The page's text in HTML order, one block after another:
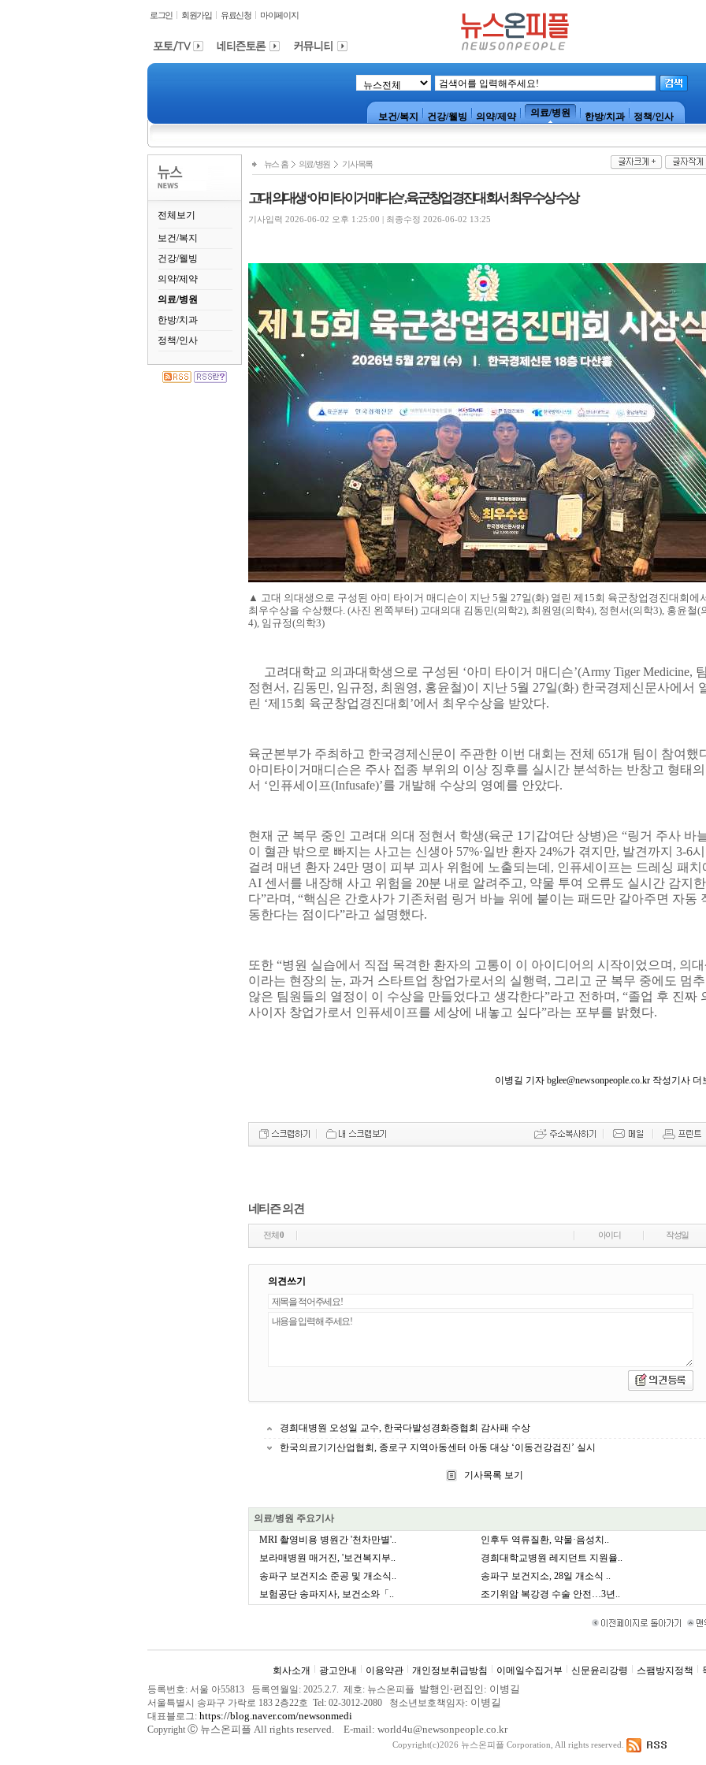
로그인 회원가입 유료신청 마이페이지
보건/복지 건강/웰빙 의약/제약 의료/병원 한방/치과 정책/인사
전체보기
보건/복지
건강/웰빙
의약/제약
의료/병원
한방/치과
정책/인사
뉴스 홈 의료/병원 기사목록
고대 의대생 ‘아미 타이거 매디슨’, 육군창업경진대회서 최우수상 수상
기사입력 2026-06-02 오후 1:25:00 | 최종수정 2026-06-02 13:25
▲ 고대 의대생으로 구성된 아미 타이거 매디슨이 지난 5월 27일(화) 열린 제 15회 육군창업경진대회에
최우수상을 수상했다. (사진 왼쪽부터) 고대의대 김동민(의학2), 최원영(의학4), 정현서(의학3), 홍윤철(
4), 임규정(의학3)
고려대학교 의과대학생으로 구성된 ‘아미 타이거 매디슨’(Army Tiger Medicine,
정현서 , 김동민 , 임규정, 최원영, 홍윤철)이 지난 5월 27일(화) 한국경제신문사에서
린 ‘제 15회 육군창업경진대회 ’에서 최우수상을 받았다.
육군본부가 주최하고 한국경제신문이 주관한 이번 대회는 전체 651 개 팀이 참여했
아미타이거매디슨은 주사 접종 부위의 이상 징후를 실시간 분석하는 반창고 형태
서 ‘인퓨세이프(Infusafe)’를 개발해 수상의 영예를 안았다.
현재 군 복무 중인 고려대 의대 정현서 학생(육군 1 기갑여단 상병)은 “링거 주사 바
이 혈관 밖으로 빠지는 사고는 신생아 57%·일반 환자 24%가 겪지만, 발견까지 3-6
걸려 매년 환자 24만 명이 피부 괴사 위험에 노출되는데 , 인퓨세이프는 드레싱 패치
AI 센서를 내장해 사고 위험을 20분 내로 알려주고, 약물 투여 오류도 실시간 감지한
다”라며 , “핵심은 간호사가 기존처럼 링거 바늘 위에 붙이는 패드만 갈아주면 자동
동한다는 점이다”라고 설명했다.
또한 “병원 실습에서 직접 목격한 환자의 고통이 이 아이디어의 시작이었으며 , 의
이라는 현장의 눈, 과거 스타트업 창업가로서의 실행력, 그리고 군 복무 중에도 멈
않은 팀원들의 열정이 이 수상을 만들었다고 생각한다”라고 전하며 , “졸업 후 진짜
사이자 창업가로서 인퓨세이프를 세상에 내놓고 싶다”라는 포부를 밝혔다.
이병길 기자 bglee@newsonpeople.co.kr 작성기사 더
네티즌 의견
전체0 아이디 작성일
의견쓰기
경희대병원 오성일 교수, 한국다발성경화증협회 감사패 수상
한국의료기기산업협회, 종로구 지역아동센터 아동 대상 ‘이동건강검진’ 실시
기사목록 보기
의료/병원 주요기사
MRI 촬영비용 병원간 '천차만별'..
인후두 역류질환, 약물·음성치..
보라매병원 매거진, '보건복지부..
경희대학교병원 레지던트 지원율..
송파구 보건지소 준공 및 개소식..
송파구 보건지소, 28일 개소식 ..
보험공단 송파지사, 보건소와「..
조기위암 복강경 수술 안전…3년..
회사소개 광고안내 이용약관 개인정보취급방침 이메일수집거부 신문윤리강령 스팸방지정책
등록번호: 서울 아55813 등록연월일: 2025.2.7. 제호: 뉴스온피플 발행인 ‧편집인: 이병길
서울특별시 송파구 가락로 183 2층22호 Tel: 02-3012-2080 청소년보호책임자: 이병길
대표블로그: https://blog.naver.com/newsonmedi
Copyright Ⓒ 뉴스온피플 All rights reserved. E-mail: world4u@newsonpeople.co.kr
Copyright(c)2026 뉴스온피플 Corporation, All rights reserved.